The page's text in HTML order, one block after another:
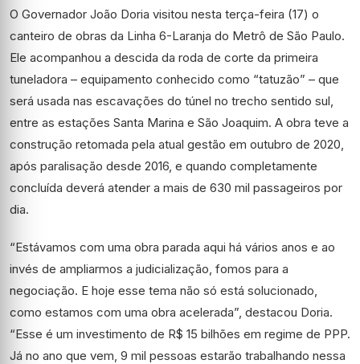
O Governador João Doria visitou nesta terça-feira (17) o
canteiro de obras da Linha 6-Laranja do Metrô de São Paulo.
Ele acompanhou a descida da roda de corte da primeira
tuneladora – equipamento conhecido como “tatuzão” – que
será usada nas escavações do túnel no trecho sentido sul,
entre as estações Santa Marina e São Joaquim. A obra teve a
construção retomada pela atual gestão em outubro de 2020,
após paralisação desde 2016, e quando completamente
concluída deverá atender a mais de 630 mil passageiros por
dia.
“Estávamos com uma obra parada aqui há vários anos e ao
invés de ampliarmos a judicialização, fomos para a
negociação. E hoje esse tema não só está solucionado,
como estamos com uma obra acelerada”, destacou Doria.
“Esse é um investimento de R$ 15 bilhões em regime de PPP.
Já no ano que vem, 9 mil pessoas estarão trabalhando nessa